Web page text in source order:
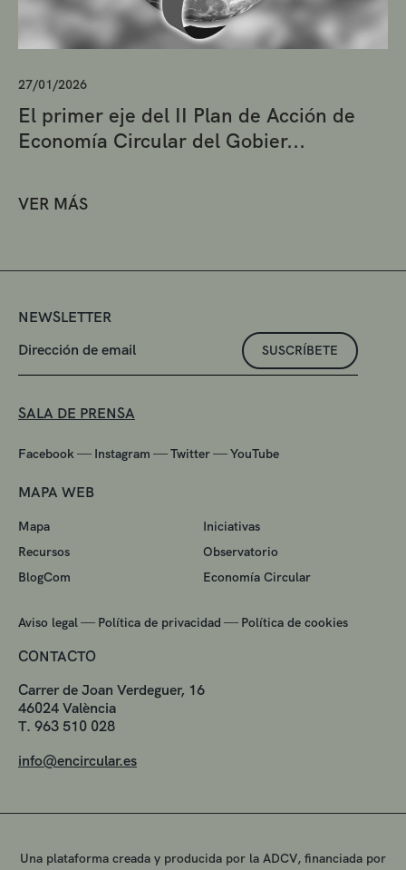
27/01/2026
El primer eje del II Plan de Acción de
Economía Circular del Gobier...
VER MÁS
NEWSLETTER
SUSCRÍBETE
SALA DE PRENSA
Facebook — Instagram —Twitter—YouTube
MAPA WEB
Mapa
Iniciativas
Recursos
Observatorio
BlogCom
Economía Circular
Aviso legal — Política de privacidad — Política de cookies
CONTACTO
Carrer de Joan Verdeguer, 16
46024 València
T. 963 510 028
info@encircular.es
Una plataforma creada y producida por la ADCV, financiada por